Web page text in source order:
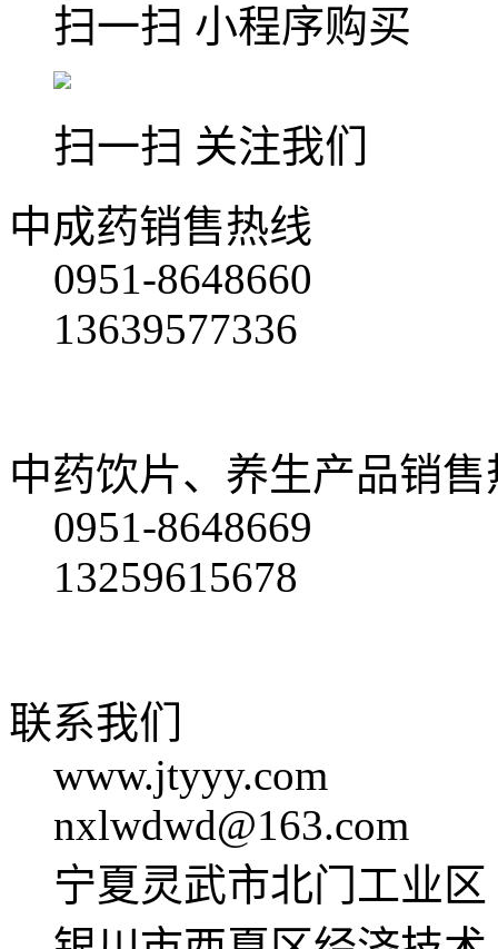
扫一扫 小程序购买
扫一扫 关注我们
中成药销售热线
0951-8648660
13639577336
中药饮片、养生产品销售
0951-8648669
13259615678
联系我们
www.jtyyy.com
nxlwdwd@163.com
宁夏灵武市北门工业区